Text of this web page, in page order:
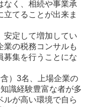
なく、相続や事業承
てることが出来ま
安定して増加してい
業の税務コンサルも
募集を行うことにな
）3名、上場企業の
識経験豊富な者が多
ルが高い環境で自ら